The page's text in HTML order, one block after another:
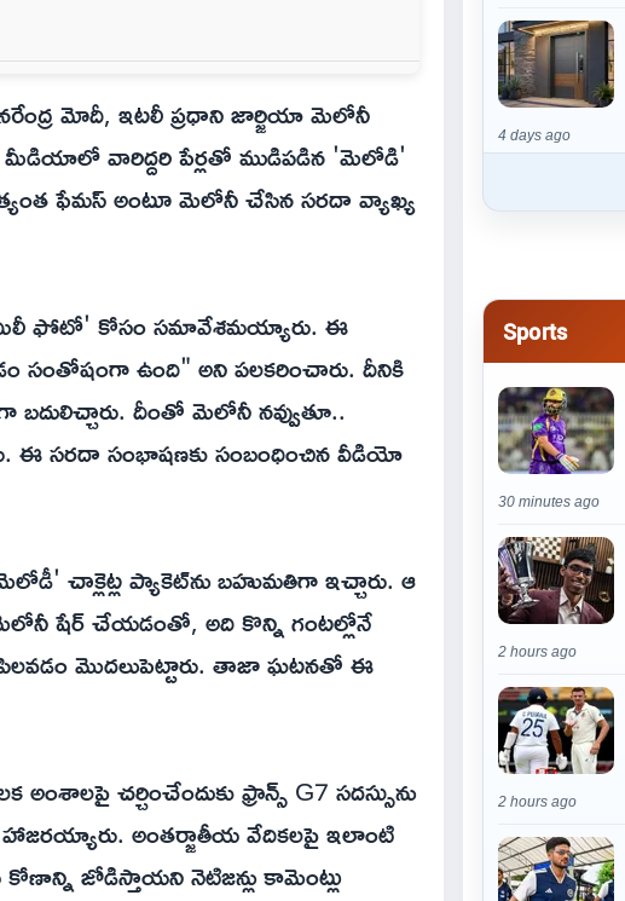
నరేంద్ర మోదీ, ఇటలీ ప్రధాని జార్జియా మెలోనీ
మీడియాలో వారిద్దరి పేర్లతో ముడిపడిన 'మెలోడి'
ఫేమస్ అంటూ మెలోనీ చేసిన సరదా వ్యాఖ్య
ఫోటో' కోసం సమావేశమయ్యారు. ఈ
సంతోషంగా ఉంది" అని పలకరించారు. దీనికి
దీంతో మెలోనీ నవ్వుతూ..
ఈ సరదా సంభాషణకు సంబంధించిన వీడియో
ప్యాకెట్‌ను బహుమతిగా ఇచ్చారు. ఆ
షేర్ చేయడంతో, అది కొన్ని గంటల్లోనే
పిలవడం మొదలుపెట్టారు. తాజా ఘటనతో ఈ
చర్చించేందుకు ఫ్రాన్స్ G7 సదస్సును
హాజరయ్యారు. అంతర్జాతీయ వేదికలపై ఇలాంటి
జోడిస్తాయని నెటిజన్లు కామెంట్లు
4 days ago
Sports
30 minutes ago
2 hours ago
2 hours ago